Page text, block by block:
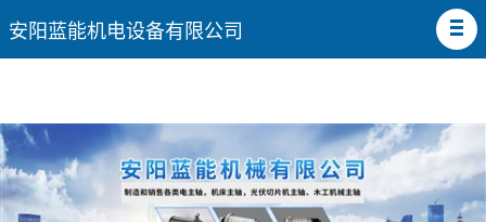
安阳蓝能机电设备有限公司